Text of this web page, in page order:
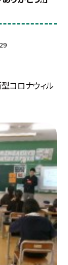
コロナウィル